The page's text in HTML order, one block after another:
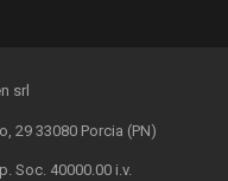
srl
29 33080 Porcia (PN)
Soc. 40000.00 i.v.